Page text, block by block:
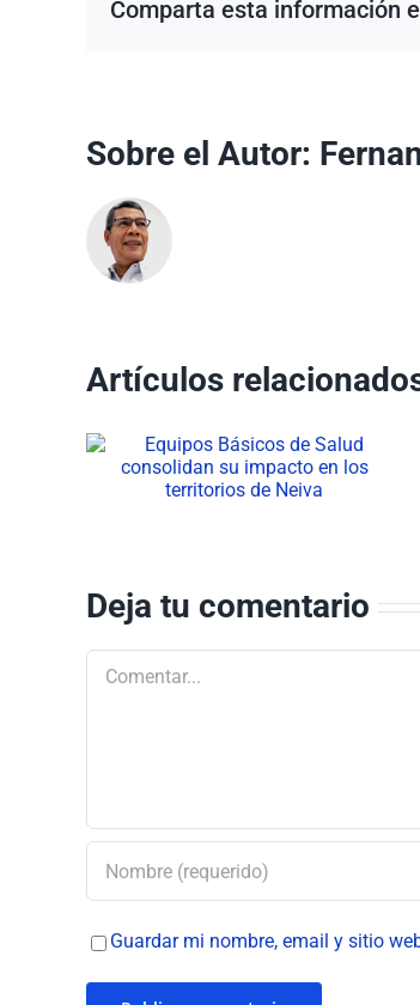
Comparta esta información
Sobre el Autor:
Artículos
ESE Carmen Emilia
Ospina conmemoró el
Deja tu comentario
Comentar
Guardar mi nombre, email y sitio